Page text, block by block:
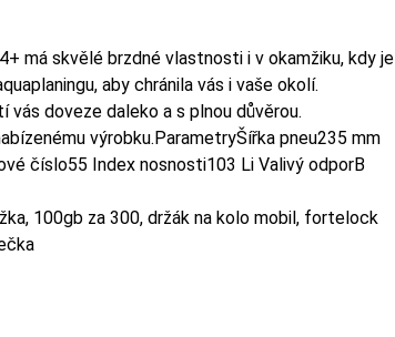
má skvělé brzdné vlastnosti i v okamžiku, kdy je
aby chránila vás i vaše okolí.
doveze daleko a s plnou důvěrou.
výrobku.ParametryŠířka pneu235 mm
číslo55 Index nosnosti103 Li Valivý odporB
100gb za 300, držák na kolo mobil, fortelock